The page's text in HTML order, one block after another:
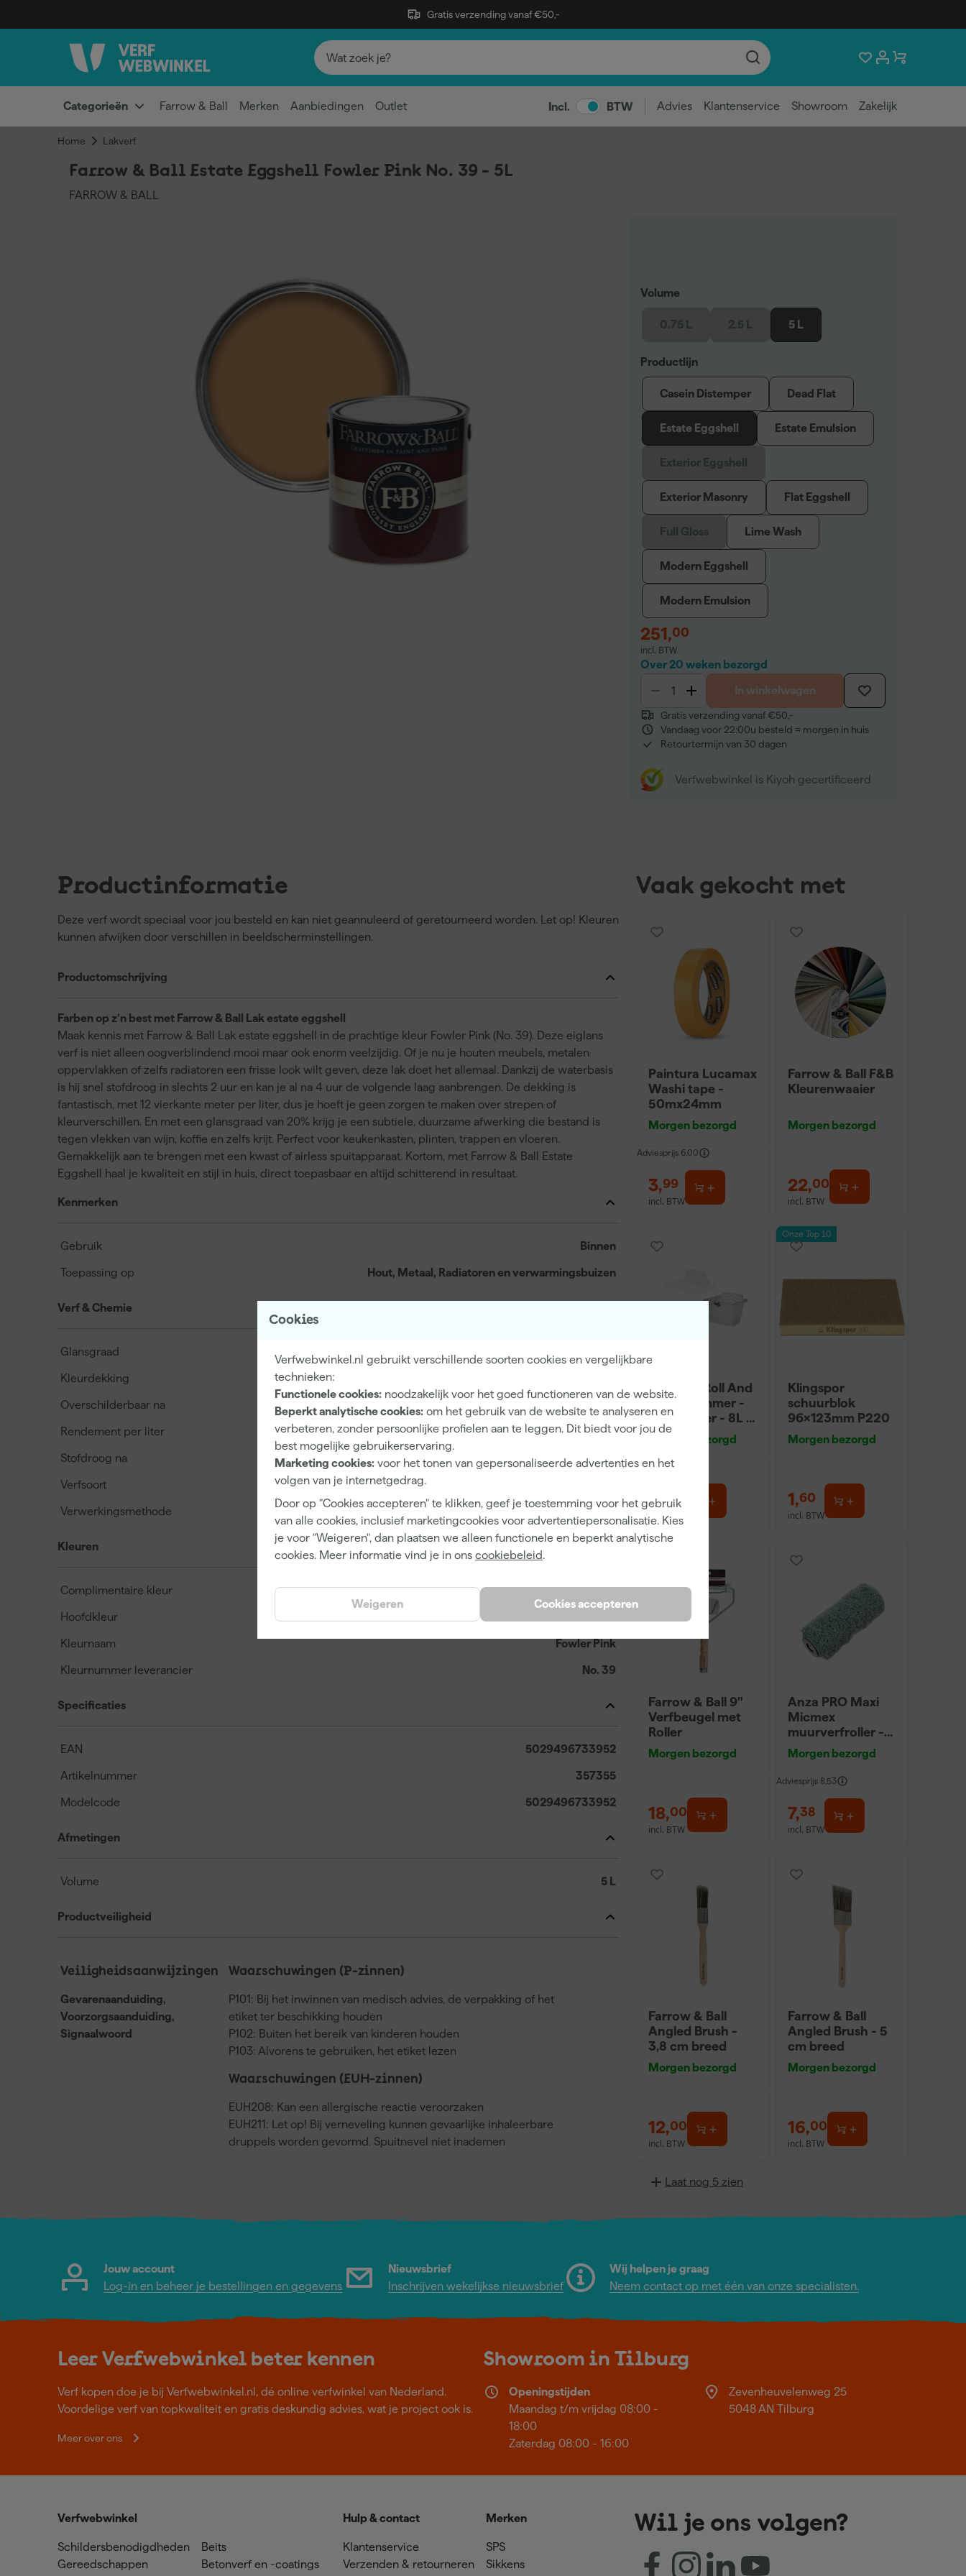
Gratis verzending vanaf €50,-
Categorieën Farrow & Ball Merken Aanbiedingen Outlet Incl. BTW Advies Klantenservice Showroom Zakelijk
Home Lakverf
Cookies
Verfwebwinkel.nl gebruikt verschillende soorten cookies en vergelijkbare
technieken:
Functionele cookies: noodzakelijk voor het goed functioneren van de website.
Beperkt analytische cookies: om het gebruik van de website te analyseren en
verbeteren, zonder persoonlijke profielen aan te leggen. Dit biedt voor jou de
best mogelijke gebruikerservaring.
Marketing cookies: voor het tonen van gepersonaliseerde advertenties en het
volgen van je internetgedrag.
Door op "Cookies accepteren" te klikken, geef je toestemming voor het gebruik
van alle cookies, inclusief marketingcookies voor advertentiepersonalisatie. Kies
je voor "Weigeren", dan plaatsen we alleen functionele en beperkt analytische
cookies. Meer informatie vind je in ons cookiebeleid.
Cookies accepteren
Weigeren
Farrow & Ball Estate Eggshell Fowler Pink No. 39 - 5L
FARROW & BALL
Volume
5 L
Productlijn
Casein Distemper Dead Flat
Estate Eggshell Estate Emulsion
Exterior Masonry Flat Eggshell
Lime Wash
Modern Eggshell
Modern Emulsion
251,00
incl. BTW
Over 20 weken bezorgd
In winkelwagen
Gratis verzending vanaf €50,-
Vandaag voor 22:00u besteld = morgen in huis
Retourtermijn van 30 dagen
Verfwebwinkel is Kiyoh gecertificeerd
Productinformatie
Deze verf wordt speciaal voor jou besteld en kan niet geannuleerd of geretourneerd worden. Let op! Kleuren
kunnen afwijken door verschillen in beeldscherminstellingen.
Productomschrijving
Farben op z’n best met Farrow & Ball Lak estate eggshell
Maak kennis met Farrow & Ball Lak estate eggshell in de prachtige kleur Fowler Pink (No. 39). Deze eiglans
verf is niet alleen oogverblindend mooi maar ook enorm veelzijdig. Of je nu je houten meubels, metalen
oppervlakken of zelfs radiatoren een frisse look wilt geven, deze lak doet het allemaal. Dankzij de waterbasis
is hij snel stofdroog in slechts 2 uur en kan je al na 4 uur de volgende laag aanbrengen. De dekking is
fantastisch, met 12 vierkante meter per liter, dus je hoeft je geen zorgen te maken over strepen of
kleurverschillen. En met een glansgraad van 20% krijg je een subtiele, duurzame afwerking die bestand is
tegen vlekken van wijn, koffie en zelfs krijt. Perfect voor keukenkasten, plinten, trappen en vloeren.
Gemakkelijk aan te brengen met een kwast of airless spuitapparaat. Kortom, met Farrow & Ball Estate
Eggshell haal je kwaliteit en stijl in huis, direct toepasbaar en altijd schitterend in resultaat.
Kenmerken
Gebruik Binnen
Toepassing op Hout, Metaal, Radiatoren en verwarmingsbuizen
Verf & Chemie
Glansgraad
Kleurdekking
Overschilderbaar na
Rendement per liter 12 m²/l
Stofdroog na 2 h
Verfsoort
Verwerkingsmethode Airless spuitapparatuur, Kwast
Kleuren
Complimentaire kleur Dimity
Hoofdkleur
Kleurnaam Fowler Pink
Kleurnummer leverancier No. 39
Specificaties
EAN 5029496733952
Artikelnummer 357355
Modelcode 5029496733952
Afmetingen
Volume 5 L
Productveiligheid
Veiligheidsaanwijzingen
Gevarenaanduiding,
Voorzorgsaanduiding,
Signaalwoord
Waarschuwingen (P-zinnen)
P101: Bij het inwinnen van medisch advies, de verpakking of het
etiket ter beschikking houden
P102: Buiten het bereik van kinderen houden
P103: Alvorens te gebruiken, het etiket lezen
Waarschuwingen (EUH-zinnen)
EUH208: Kan een allergische reactie veroorzaken
EUH211: Let op! Bij verneveling kunnen gevaarlijke inhaleerbare
druppels worden gevormd. Spuitnevel niet inademen
Vaak gekocht met
Paintura Lucamax
Washi tape -
50mx24mm
Morgen bezorgd
Adviesprijs 6,00
3,99
incl. BTW
Farrow & Ball F&B
Kleurenwaaier
Morgen bezorgd
22,00
incl. BTW
Go!Paint Roll And
Go Verfemmer -
18cm Roller - 8L +
5 Inzetemmers en
Morgen bezorgd
10,99
incl. BTW
Onze Top 10
Klingspor
schuurblok
96x123mm P220
Morgen bezorgd
1,60
incl. BTW
Farrow & Ball 9"
Verfbeugel met
Roller
Morgen bezorgd
18,00
incl. BTW
Anza PRO Maxi
Micmex
muurverfroller -
18cm
Morgen bezorgd
Adviesprijs 8,53
7,38
incl. BTW
Farrow & Ball
Angled Brush -
3,8 cm breed
Morgen bezorgd
12,00
incl. BTW
Farrow & Ball
Angled Brush - 5
cm breed
Morgen bezorgd
16,00
incl. BTW
Laat nog 5 zien
Jouw account
Log-in en beheer je bestellingen en gegevens
Nieuwsbrief
Inschrijven wekelijkse nieuwsbrief
Wij helpen je graag
Neem contact op met één van onze specialisten.
Leer Verfwebwinkel beter kennen
Verf kopen doe je bij Verfwebwinkel.nl, dé online verfwinkel van Nederland.
Voordelige verf van topkwaliteit en gratis deskundig advies, wat je project ook is.
Meer over ons
Showroom in Tilburg
Openingstijden
Maandag t/m vrijdag 08:00 -
18:00
Zaterdag 08:00 - 16:00
Zevenheuvelenweg 25
5048 AN Tilburg
Verfwebwinkel
Schildersbenodigdheden
Gereedschappen
Beits
Betonverf en -coatings
Hulp & contact
Klantenservice
Verzenden & retourneren
Merken
SPS
Sikkens
Wil je ons volgen?